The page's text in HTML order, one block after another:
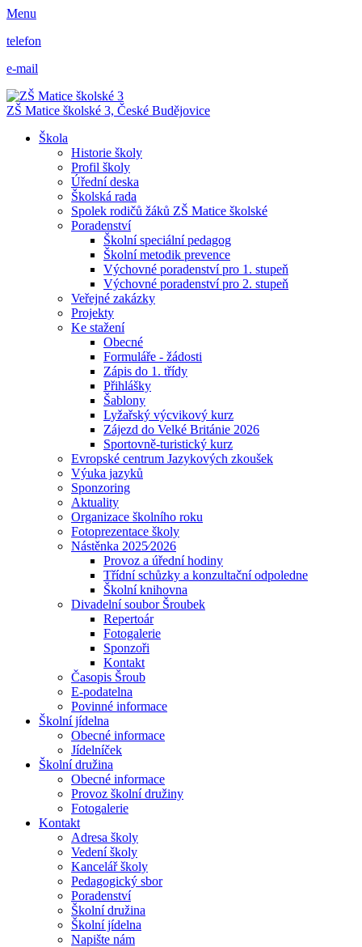
Menu
telefon
e-mail
ZŠ Matice školské 3, České Budějovice
Škola
Historie školy
Profil školy
Úřední deska
Školská rada
Spolek rodičů žáků ZŠ Matice školské
Poradenství
Školní speciální pedagog
Školní metodik prevence
Výchovné poradenství pro 1. stupeň
Výchovné poradenství pro 2. stupeň
Veřejné zakázky
Projekty
Ke stažení
Obecné
Formuláře - žádosti
Zápis do 1. třídy
Přihlášky
Šablony
Lyžařský výcvikový kurz
Zájezd do Velké Británie 2026
Sportovně-turistický kurz
Evropské centrum Jazykových zkoušek
Výuka jazyků
Sponzoring
Aktuality
Organizace školního roku
Fotoprezentace školy
Nástěnka 2025⁄2026
Provoz a úřední hodiny
Třídní schůzky a konzultační odpoledne
Školní knihovna
Divadelní soubor Šroubek
Repertoár
Fotogalerie
Sponzoři
Kontakt
Časopis Šroub
E-podatelna
Povinné informace
Školní jídelna
Obecné informace
Jídelníček
Školní družina
Obecné informace
Provoz školní družiny
Fotogalerie
Kontakt
Adresa školy
Vedení školy
Kancelář školy
Pedagogický sbor
Poradenství
Školní družina
Školní jídelna
Napište nám